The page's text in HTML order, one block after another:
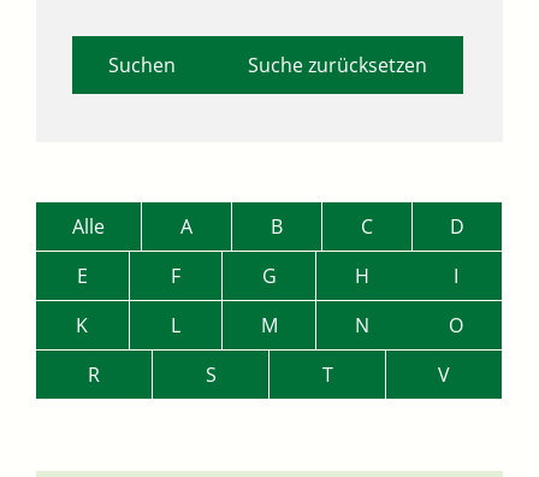
Suche zurücksetzen
Alle A B C
D
E
F G H
I
K
L M N
O
R
S T V